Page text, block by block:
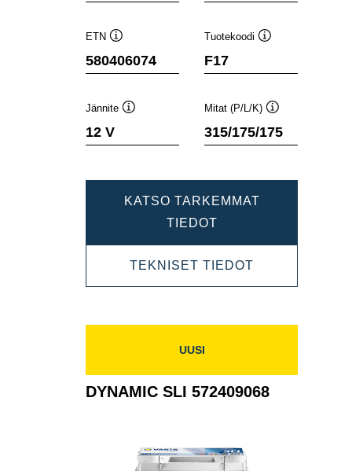
ETN
580406074
Tuotekoodi
F17
Jännite
12 V
Mitat (P/L/K)
315/175/175
KATSO TARKEMMAT
TIEDOTDYNAMIC
SLI
580406074
TEKNISET TIEDOT
SLI
UUSI
DYNAMIC SLI 572409068